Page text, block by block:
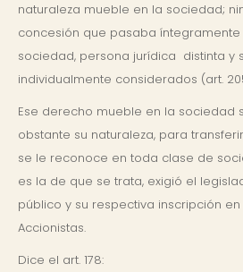
naturaleza mueble en la sociedad;
concesión que pasaba
sociedad, persona jurídica distinta y
individualmente considerados (art.
Ese derecho mueble en la sociedad
obstante su naturaleza, para
se le reconoce en toda clase de
es la de que se trata, exigió el
público y su respectiva inscripción
Accionistas.
Dice el art. 178: